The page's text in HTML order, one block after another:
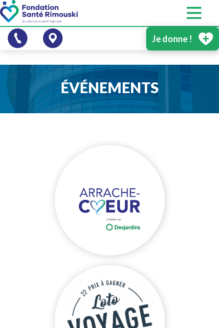
Je donne !
ÉVÉNEMENTS